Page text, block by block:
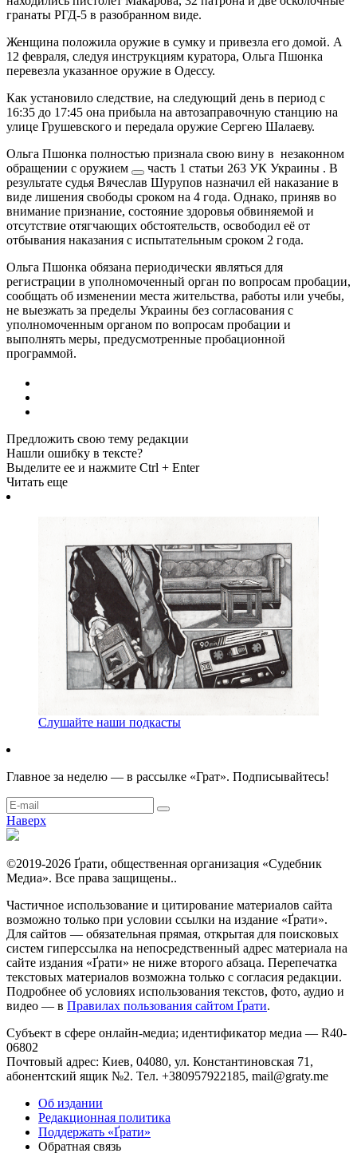
гранаты РГД-5 в разобранном виде.
Женщина положила оружие в сумку и привезла его домой. А
12 февраля, следуя инструкциям куратора, Ольга Пшонка
перевезла указанное оружие в Одессу.
Как установило следствие, на следующий день в период с
16:35 до 17:45 она прибыла на автозаправочную станцию на
улице Грушевского и передала оружие Сергею Шалаеву.
Ольга Пшонка полностью признала свою вину в незаконном
обращении с оружием
часть 1 статьи 263 УК Украины . В
результате судья Вячеслав Шурупов назначил ей наказание в
виде лишения свободы сроком на 4 года. Однако, приняв во
внимание признание, состояние здоровья обвиняемой и
отсутствие отягчающих обстоятельств, освободил её от
отбывания наказания с испытательным сроком 2 года.
Ольга Пшонка обязана периодически являться для
регистрации в уполномоченный орган по вопросам пробации,
сообщать об изменении места жительства, работы или учебы,
не выезжать за пределы Украины без согласования с
уполномоченным органом по вопросам пробации и
выполнять меры, предусмотренные пробационной
программой.
Предложить свою тему редакции
Нашли ошибку в тексте?
Выделите ее и нажмите Ctrl + Enter
Читать еще
Слушайте наши подкасты
Главное за неделю — в рассылке «Грат». Подписывайтесь!
Наверх
©2019-2026 Ґрати, общественная организация «Судебник
Медиа». Все права защищены..
Частичное использование и цитирование материалов сайта
возможно только при условии ссылки на издание «Ґрати».
Для сайтов — обязательная прямая, открытая для поисковых
систем гиперссылка на непосредственный адрес материала на
сайте издания «Ґрати» не ниже второго абзаца. Перепечатка
текстовых материалов возможна только с согласия редакции.
Подробнее об условиях использования текстов, фото, аудио и
видео — в Правилах пользования сайтом Ґрати.
Субъект в сфере онлайн-медиа; идентификатор медиа — R40-
06802
Почтовый адрес: Киев, 04080, ул. Константиновская 71,
абонентский ящик №2. Тел. +380957922185, mail@graty.me
Об издании
Редакционная политика
Поддержать «Ґрати»
Обратная связь